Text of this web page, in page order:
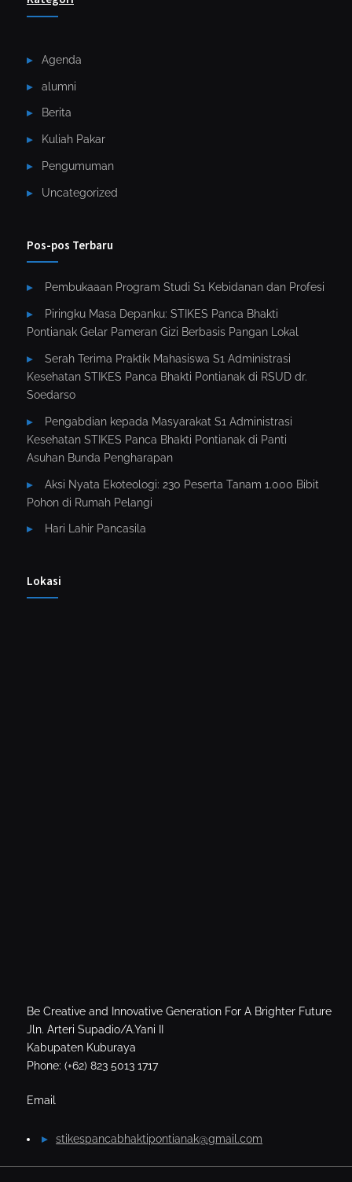
Agenda
alumni
Berita
Kuliah Pakar
Pengumuman
Uncategorized
Pos-pos Terbaru
Pembukaaan Program Studi S1 Kebidanan dan Profesi
Piringku Masa Depanku: STIKES Panca Bhakti
Pontianak Gelar Pameran Gizi Berbasis Pangan Lokal
Serah Terima Praktik Mahasiswa S1 Administrasi
Kesehatan STIKES Panca Bhakti Pontianak di RSUD dr.
Soedarso
Pengabdian kepada Masyarakat S1 Administrasi
Kesehatan STIKES Panca Bhakti Pontianak di Panti
Asuhan Bunda Pengharapan
Aksi Nyata Ekoteologi: 230 Peserta Tanam 1.000 Bibit
Pohon di Rumah Pelangi
Hari Lahir Pancasila
Lokasi
Be Creative and Innovative Generation For A Brighter Future
Jln. Arteri Supadio/A.Yani II
Kabupaten Kuburaya
Phone: (+62) 823 5013 1717
Email
stikespancabhaktipontianak@gmail.com